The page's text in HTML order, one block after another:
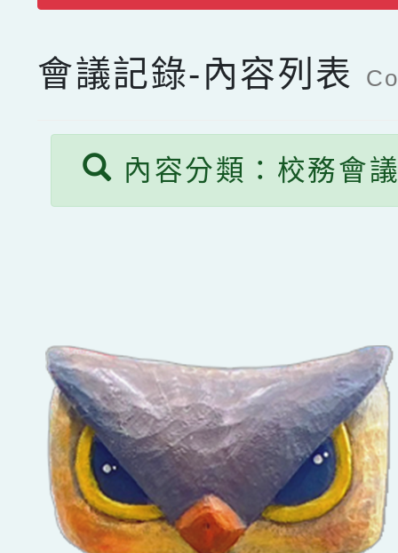
會議記錄-內容列表
內容分類：校務會